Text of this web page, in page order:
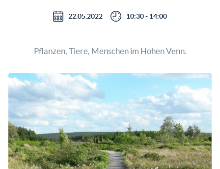
22.05.2022 10:30 - 14:00
Pflanzen, Tiere, Menschen im Hohen Venn.